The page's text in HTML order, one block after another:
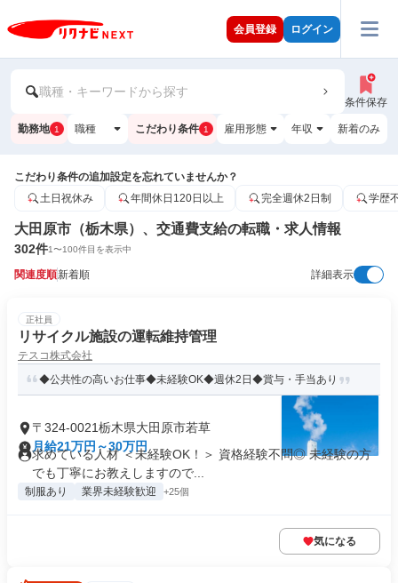
会員登録 ログイン
職種・キーワードから探す
条件保存
勤務地 1 職種 こだわり条件 1 雇用形態 年収 新着のみ
こだわり条件の追加設定を忘れていませんか？
土日祝休み
年間休日120日以上 完全週休2日制 学歴
大田原市（栃木県）、交通費支給の転職・求人情報
302件1〜100件目を表示中
関連度順新着順 詳細表示
正社員
リサイクル施設の運転維持管理
テスコ株式会社
◆公共性の高いお仕事◆未経験OK◆週休2日◆賞与・手当あり
〒324-0021栃木県大田原市若草
月給21万円～30万円
求めている人材 ＜未経験OK！＞ 資格経験不問◎ 未経験の方
でも丁寧にお教えしますので...
制服あり 業界未経験歓迎 +25個
気になる